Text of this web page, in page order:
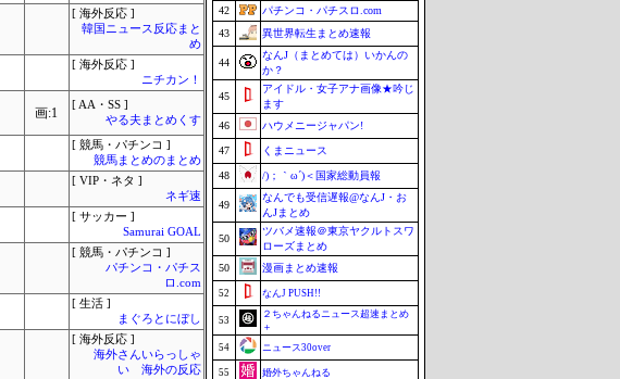
[ 海外反応 ]
韓国ニュース反応まと
め
[ 海外反応 ]
ニチカン！
画:1
[ AA・SS ]
やる夫まとめくす
[ 競馬・パチンコ ]
競馬まとめのまとめ
[ VIP・ネタ ]
ネギ速
[ サッカー ]
Samurai GOAL
[ 競馬・パチンコ ]
パチンコ・パチス
ロ.com
[ 生活 ]
まぐろとにぼし
[ 海外反応 ]
海外さんいらっしゃ
い 海外の反応
42
パチンコ・パチスロ.com
43
異世界転生まとめ速報
44
なんJ（まとめては）いかんの
か？
45
アイドル・女子アナ画像★吟じ
ます
46
ハウメニージャパン!
47 くまニュース
48 /)；｀ω´)＜国家総動員報
49
なんでも受信遅報@なんJ・お
んJまとめ
50
ツバメ速報＠東京ヤクルトスワ
ローズまとめ
50
漫画まとめ速報
52 なんJ PUSH!!
53
２ちゃんねるニュース超速まとめ
＋
54
ニュース30over
55 婚外ちゃんねる